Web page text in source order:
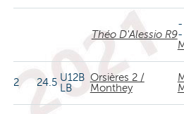
Théo D'Alessio R9
-
-
2 24.5 U12B
LB
Orsières 2 /
Monthey